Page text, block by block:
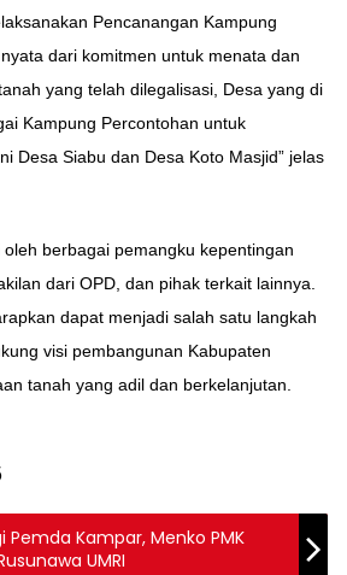
Pencanangan Kampung
dari komitmen untuk menata dan
yang telah dilegalisasi, Desa yang di
Kampung Percontohan untuk
Desa Siabu dan Desa Koto Masjid” jelas
berbagai pemangku kepentingan
dari OPD, dan pihak terkait lainnya.
dapat menjadi salah satu langkah
visi pembangunan Kabupaten
tanah yang adil dan berkelanjutan.
Pemda Kampar, Menko PMK
UMRI